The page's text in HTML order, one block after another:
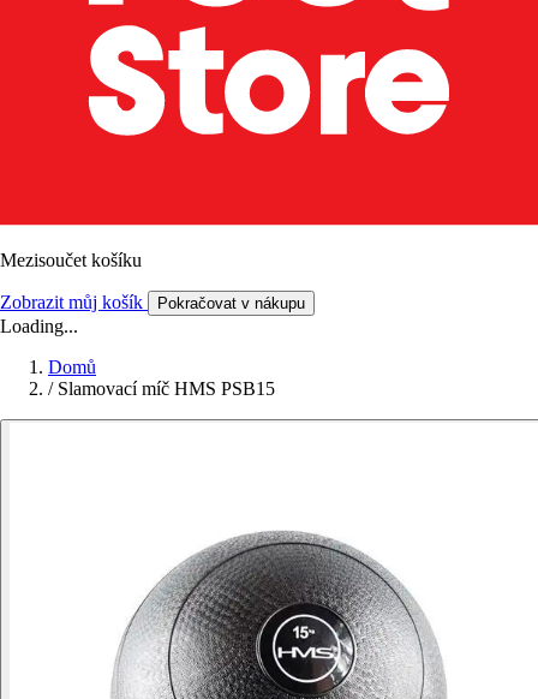
Mezisoučet košíku
Zobrazit můj košík Pokračovat v nákupu
Loading...
Domů
/ Slamovací míč HMS PSB15